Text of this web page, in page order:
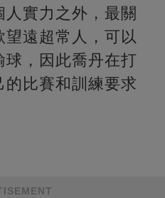
實力之外，最關
遠超常人，可以
，因此喬丹在打
比賽和訓練要求